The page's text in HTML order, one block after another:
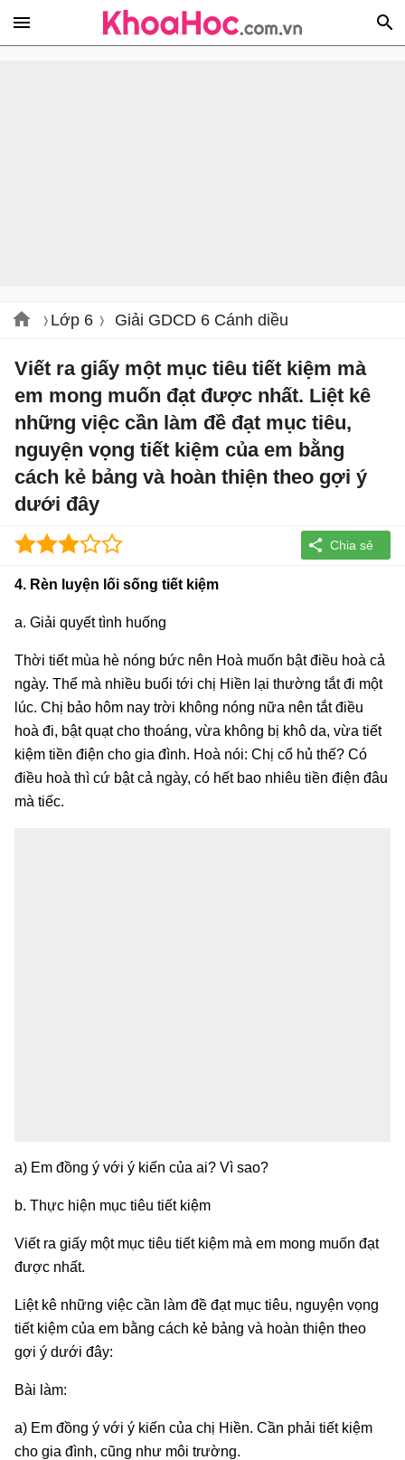
Lớp 6 Giải GDCD 6 Cánh diều
Viết ra giấy một mục tiêu tiết kiệm mà
em mong muốn đạt được nhất. Liệt kê
những việc cần làm đề đạt mục tiêu,
nguyện vọng tiết kiệm của em bằng
cách kẻ bảng và hoàn thiện theo gợi ý
dưới đây
4. Rèn luyện lối sống tiết kiệm
a. Giải quyết tình huống
Thời tiết mùa hè nóng bức nên Hoà muốn bật điều hoà cả
ngày. Thể mà nhiều buổi tới chị Hiền lại thường tắt đi một
lúc. Chị bảo hôm nay trời không nóng nữa nên tắt điều
hoà đi, bật quạt cho thoáng, vừa không bị khô da, vừa tiết
kiệm tiền điện cho gia đình. Hoà nói: Chị cổ hủ thế? Có
điều hoà thì cứ bật cả ngày, có hết bao nhiêu tiền điện đâu
mà tiếc.
a) Em đồng ý với ý kiến của ai? Vì sao?
b. Thực hiện mục tiêu tiết kiệm
Viết ra giấy một mục tiêu tiết kiệm mà em mong muốn đạt
được nhất.
Liệt kê những việc cần làm đề đạt mục tiêu, nguyện vọng
tiết kiệm của em bằng cách kẻ bảng và hoàn thiện theo
gợi ý dưới đây:
Bài làm:
a) Em đồng ý với ý kiến của chị Hiền. Cần phải tiết kiệm
cho gia đình, cũng như môi trường.